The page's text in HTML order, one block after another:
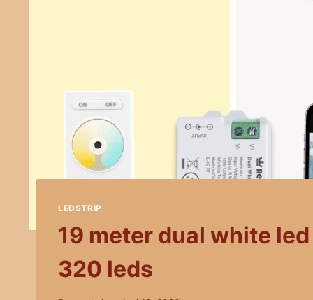
LEDSTRIP
19 meter dual white
320 leds